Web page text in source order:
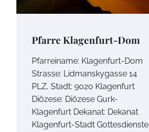
Pfarre Klagenfurt-Dom
Pfarreiname: Klagenfurt-Dom
Strasse: Lidmanskygasse 14
PLZ, Stadt: 9020 Klagenfurt
Diözese: Diözese Gurk-
Klagenfurt Dekanat: Dekanat
Klagenfurt-Stadt Gottesdienste